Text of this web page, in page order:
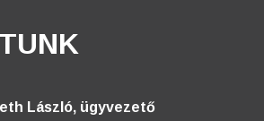
László, ügyvezető